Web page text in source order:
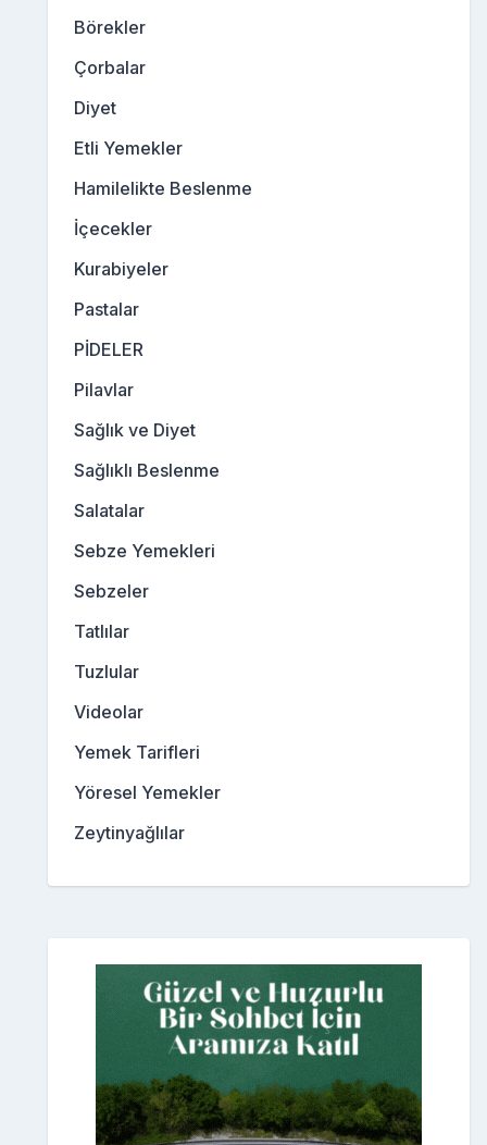
Börekler
Çorbalar
Diyet
Etli Yemekler
Hamilelikte Beslenme
İçecekler
Kurabiyeler
Pastalar
PİDELER
Pilavlar
Sağlık ve Diyet
Sağlıklı Beslenme
Salatalar
Sebze Yemekleri
Sebzeler
Tatlılar
Tuzlular
Videolar
Yemek Tarifleri
Yöresel Yemekler
Zeytinyağlılar